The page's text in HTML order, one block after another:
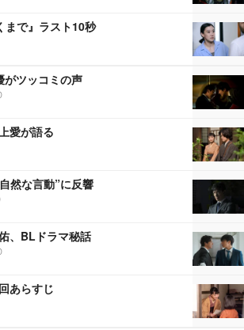
まで』ラスト10秒
がツッコミの声
愛が語る
然な言動”に反響
、BLドラマ秘話
あらすじ